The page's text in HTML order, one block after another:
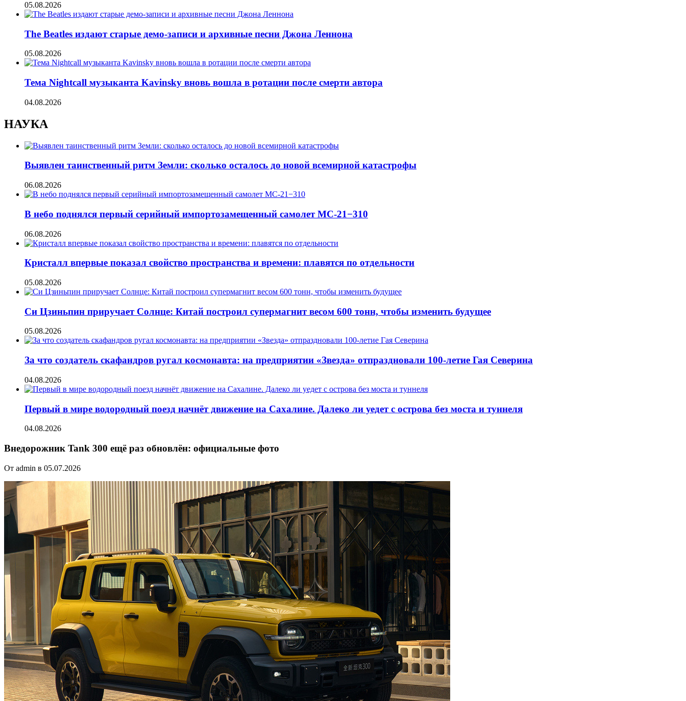
05.08.2026
The Beatles издают старые демо-записи и архивные песни Джона Леннона
05.08.2026
Тема Nightcall музыканта Kavinsky вновь вошла в ротации после смерти автора
04.08.2026
НАУКА
Выявлен таинственный ритм Земли: сколько осталось до новой всемирной катастрофы
06.08.2026
В небо поднялся первый серийный импортозамещенный самолет МС-21−310
06.08.2026
Кристалл впервые показал свойство пространства и времени: плавятся по отдельности
05.08.2026
Си Цзиньпин приручает Солнце: Китай построил супермагнит весом 600 тонн, чтобы изменить будущее
05.08.2026
За что создатель скафандров ругал космонавта: на предприятии «Звезда» отпраздновали 100-летие Гая Северина
04.08.2026
Первый в мире водородный поезд начнёт движение на Сахалине. Далеко ли уедет с острова без моста и туннеля
04.08.2026
Внедорожник Tank 300 ещё раз обновлён: официальные фото
От admin в 05.07.2026